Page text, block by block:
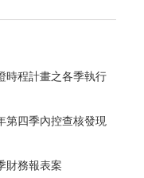
時程計畫之各季執行
第四季內控查核發現
財務報表案